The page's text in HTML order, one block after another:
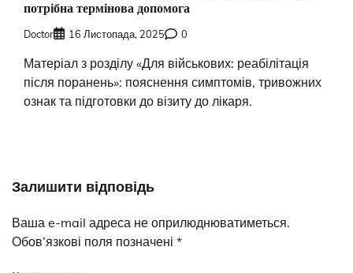
потрібна термінова допомога
Doctor 16 Листопада, 2025 0
Матеріал з розділу «Для військових: реабілітація
після поранень»: пояснення симптомів, тривожних
ознак та підготовки до візиту до лікаря.
Залишити відповідь
Ваша e-mail адреса не оприлюднюватиметься.
Обов’язкові поля позначені *